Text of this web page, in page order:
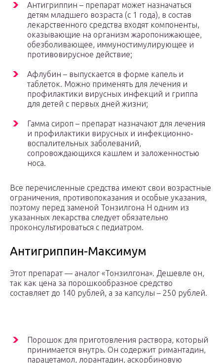
Антигриппин – препарат может назначаться
детям младшего возраста (с 1 года), в состав
лекарственного средства входят компоненты,
оказывающие на организм жаропонижающее,
обезболивающее, иммуностимулирующее и
противовирусное действие;
Афлубин – выпускается в форме капель и
таблеток. Можно применять для лечения и
профилактики вирусных инфекций и гриппа
для детей с первых дней жизни;
Гамма сироп – препарат назначают для лечения
и профилактики вирусных и инфекционно-
воспалительных заболеваний,
сопровождающихся кашлем и заложенностью
носа.
Все перечисленные средства имеют свои возрастные
ограничения, противопоказания и особые указания,
поэтому перед заменой Тонзилгона Н одним из
указанных лекарства следует обязательно
проконсультироваться с педиатром.
Антигриппин-Максимум
Этот препарат — аналог «Тонзилгона». Дешевле он,
так как цена за порошкообразное средство
составляет до 140 рублей, а за капсулы – 250 рублей.
Порошок для приготовления раствора, который
принимается внутрь. Он содержит римантадин,
парацетамол, лорантадин, аскорбиновую